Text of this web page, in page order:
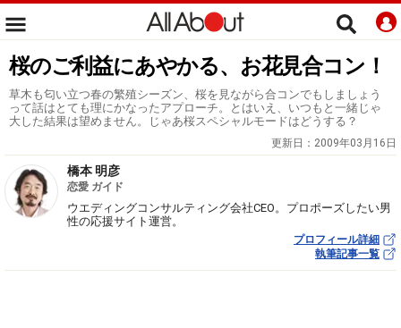
桜のご利益にあやかる、お花見合コン！
草木も匂い立つ春の繁殖シーズン、桜を見ながら合コンでもしましょう
って話はとても理にかなったアプローチ。とはいえ、いつもと一緒じゃ
大した結果は望めません。じゃあ桜スペシャルモードはどうする？
更新日： 2009年03月16日
橋本 明彦
恋愛 ガイド
ウエディングコンサルティング会社CEO。プロポーズしたい男
性の応援サイト運営。
プロフィール詳細
執筆記事一覧